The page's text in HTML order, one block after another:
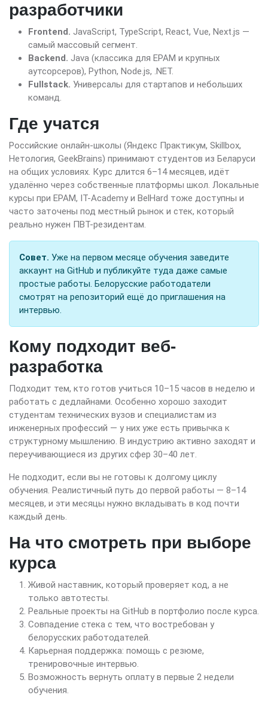
разработчики
Frontend. JavaScript, TypeScript, React, Vue, Next.js —
самый массовый сегмент.
Backend. Java (классика для EPAM и крупных
аутсорсеров), Python, Node.js, .NET.
Fullstack. Универсалы для стартапов и небольших
команд.
Где учатся
Российские онлайн-школы (Яндекс Практикум, Skillbox,
Нетология, GeekBrains) принимают студентов из Беларуси
на общих условиях. Курс длится 6–14 месяцев, идёт
удалённо через собственные платформы школ. Локальные
курсы при EPAM, IT-Academy и BelHard тоже доступны и
часто заточены под местный рынок и стек, который
реально нужен ПВТ-резидентам.
Совет. Уже на первом месяце обучения заведите
аккаунт на GitHub и публикуйте туда даже самые
простые работы. Белорусские работодатели
смотрят на репозиторий ещё до приглашения на
интервью.
Кому подходит веб-
разработка
Подходит тем, кто готов учиться 10–15 часов в неделю и
работать с дедлайнами. Особенно хорошо заходит
студентам технических вузов и специалистам из
инженерных профессий — у них уже есть привычка к
структурному мышлению. В индустрию активно заходят и
переучивающиеся из других сфер 30–40 лет.
Не подходит, если вы не готовы к долгому циклу
обучения. Реалистичный путь до первой работы — 8–14
месяцев, и эти месяцы нужно вкладывать в код почти
каждый день.
На что смотреть при выборе
курса
Живой наставник, который проверяет код, а не
только автотесты.
Реальные проекты на GitHub в портфолио после курса.
Совпадение стека с тем, что востребован у
белорусских работодателей.
Карьерная поддержка: помощь с резюме,
тренировочные интервью.
Возможность вернуть оплату в первые 2 недели
обучения.